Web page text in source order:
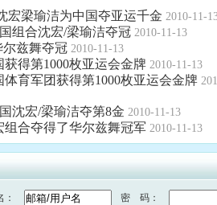
宏梁瑜洁为中国夺亚运千金 2010-11-
组合沈宏/梁瑜洁夺冠 2010-11-13
兹舞夺冠 2010-11-13
得第1000枚亚运会金牌 2010-11-13
育军团获得第1000枚亚运会金牌
沈宏/梁瑜洁夺第8金 2010-11-13
组合夺得了华尔兹舞冠军 2010-11-13
：
密 码：